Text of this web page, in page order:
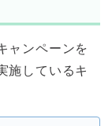
ャンペーンを
施しているキ